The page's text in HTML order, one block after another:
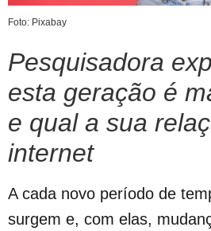
Foto: Pixabay
Pesquisadora
esta geração é
e qual a sua
internet
A cada novo período de
surgem e, com elas,